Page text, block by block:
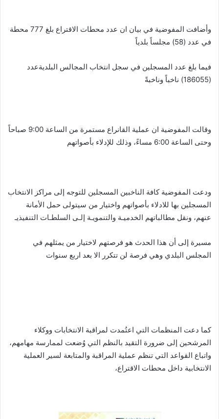
وأضافت المفوضية في بيان ان عدد محطات الاقتراع بلغ 777 محطة
في عدد (58) مجلساً بلدياً
فيما بلغ عدد المسجلين في سجل انتخاب المجالس البلديةعدد
(186055) ناخباً وناخبةً
وقالت المفوضية ان عملية القانراع مستمرة من الساعة 9:00 صباحاً
وحتى الساعة 6:00 مساءً، وذلك للإدلاء بأصواتهم
ودعت المفوضية كافة الناخبين المسجلين للتوجه إلى مراكز الانتخاب
المسجلين بها للادلاء بأصواتهم واختيار من سيتولى حمل الأمانة
عنهم، ونقل مطالباتهم الخدميـة والتنمويـة إلـى السلطـات التنفيذيـ
مسيرة إلى أن هذا الحدث هو فرصتهم لاختيار من يمثلهم في
المجلس البلدي وهي فرصة لن تتكرر الا بعد اربع سنوات
كما دعت المنظمات التي اعتُمدت لمراقبة الانتخابات ووكلاء
المرشحين إلى ضرورة التقيد بالنظم التي وُضعت لممارسة مهامهم،
واتباع القواعد التي تنظم عملية المراقبة والمتابعة لسير العملية
الانتخابية داخل محطات الاقتراع،